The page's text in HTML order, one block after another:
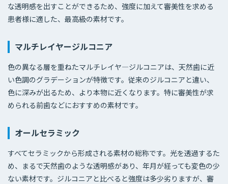
な透明感を出すことができるため、強度に加えて審美性を求める
患者様に適した、最高級の素材です。
マルチレイヤージルコニア
色の異なる層を重ねたマルチレイヤ―ジルコニアは、天然歯に近
い色調のグラデーションが特徴です。従来のジルコニアと違い、
色に深みが出るため、より本物に近くなります。特に審美性が求
められる前歯などにおすすめの素材です。
オールセラミック
すべてセラミックから形成される素材の総称です。光を透過するた
め、まるで天然歯のような透明感があり、年月が経っても変色の少
ない素材です。ジルコニアと比べると強度は多少劣りますが、審